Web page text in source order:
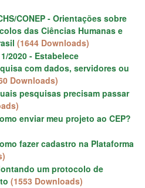
CONEP - Orientações sobre
das Ciências Humanas e
(1644 Downloads)
2020 - Estabelece
com dados, servidores ou
Downloads)
pesquisas precisam passar
enviar meu projeto ao CEP?
fazer cadastro na Plataforma
um protocolo de
(1553 Downloads)